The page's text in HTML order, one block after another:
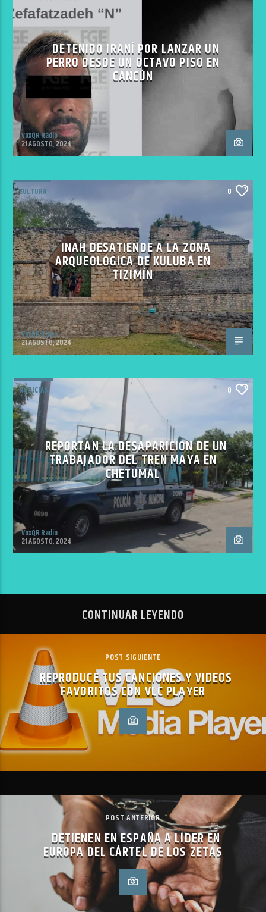
DETENIDO IRANÍ POR LANZAR UN
PERRO DESDE UN OCTAVO PISO EN
CANCÚN
VoxQR Radio
21 AGOSTO, 2024
CULTURA 0
INAH DESATIENDE A LA ZONA
ARQUEOLÓGICA DE KULUBÁ EN
TIZIMÍN
VoxQR Radio
21 AGOSTO, 2024
NOTICIAS 0
REPORTAN LA DESAPARICIÓN DE UN
TRABAJADOR DEL TREN MAYA EN
CHETUMAL
VoxQR Radio
21 AGOSTO, 2024
CONTINUAR LEYENDO
POST SIGUIENTE
REPRODUCE TUS CANCIONES Y VIDEOS
FAVORITOS CON VLC PLAYER
POST ANTERIOR
DETIENEN EN ESPAÑA A LÍDER EN
EUROPA DEL CÁRTEL DE LOS ZETAS